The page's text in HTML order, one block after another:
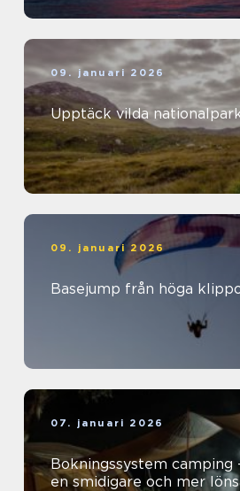
09. januari 2026
Upptäck vilda
09. januari 2026
Basejump från höga
07. januari 2026
Bokningssystem camping
en smidigare och mer